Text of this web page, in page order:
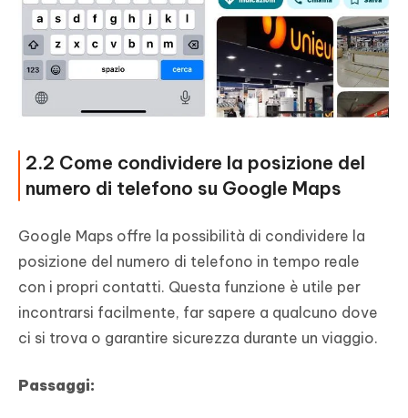
2.2 Come condividere la posizione del
numero di telefono su Google Maps
Google Maps offre la possibilità di condividere la
posizione del numero di telefono in tempo reale
con i propri contatti. Questa funzione è utile per
incontrarsi facilmente, far sapere a qualcuno dove
ci si trova o garantire sicurezza durante un viaggio.
Passaggi: